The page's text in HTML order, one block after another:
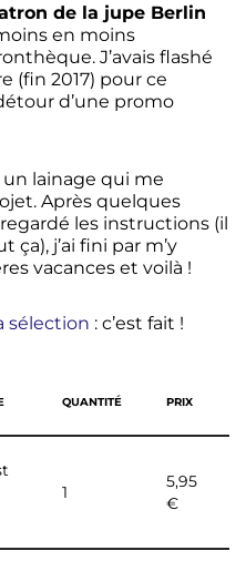
de la jupe Berlin
en moins
J’avais flashé
(fin 2017) pour ce
d’une promo
un lainage qui me
Après quelques
les instructions (il
j’ai fini par m’y
vacances et voilà !
sélection : c’est fait !
QUANTITÉ PRIX
1
5,95
€